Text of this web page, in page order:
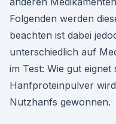
Folgenden werden
beachten ist dabei
unterschiedlich auf
im Test: Wie gut
Hanfproteinpulver
Nutzhanfs gewonnen.